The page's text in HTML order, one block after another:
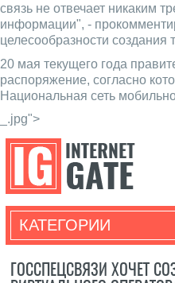
связь не отвечает никаким
информации", -
целесообразности создания
20 мая текущего года
распоряжение, согласно
Национальная сеть
_.jpg">
КАТЕГОРИИ
ГОССПЕЦСВЯЗИ ХОЧЕТ